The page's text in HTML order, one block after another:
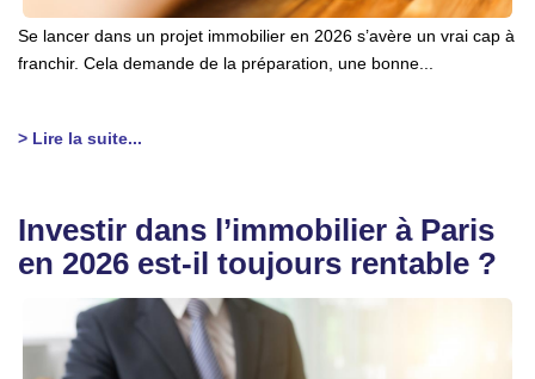
Se lancer dans un projet immobilier en 2026 s’avère un vrai cap à
franchir. Cela demande de la préparation, une bonne...
> Lire la suite...
Investir dans l’immobilier à Paris
en 2026 est-il toujours rentable ?